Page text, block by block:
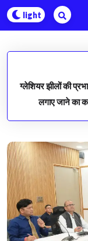
ग्लेशियर झीलों की
लगाए जाने का